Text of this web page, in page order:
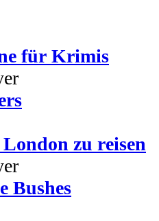
für Krimis
zu reisen
Bushes